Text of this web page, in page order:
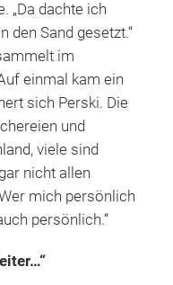
„Da dachte ich
den Sand gesetzt.“
im
einmal kam ein
sich Perski. Die
und
viele sind
nicht allen
mich persönlich
persönlich.“